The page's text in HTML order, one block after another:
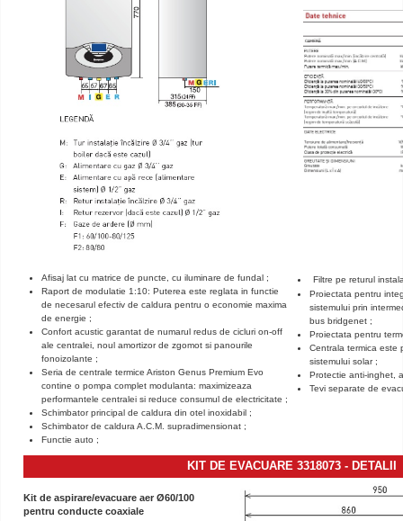
Afisaj lat cu matrice de puncte, cu iluminare de fundal ;
Raport de modulatie 1:10: Puterea este reglata in functie
de necesarul efectiv de caldura pentru o economie maxima
de energie ;
Confort acustic garantat de numarul redus de cicluri on-off
ale centralei, noul amortizor de zgomot si panourile
fonoizolante ;
Seria de centrale termice Ariston Genus Premium Evo
contine o pompa complet modulanta: maximizeaza
performantele centralei si reduce consumul de electricitate ;
Schimbator principal de caldura din otel inoxidabil ;
Schimbator de caldura A.C.M. supradimensionat ;
Functie auto ;
Filtre pe returul
Proiectata pentru
sistemului prin
bus bridgenet ;
Proiectata pentru
Centrala termica este
sistemului solar ;
Protectie anti-inghet,
Tevi separate de
KIT DE EVACUARE 3318073- DETALII
Kit de aspirare/evacuare aer Ø60/100
pentru conducte coaxiale